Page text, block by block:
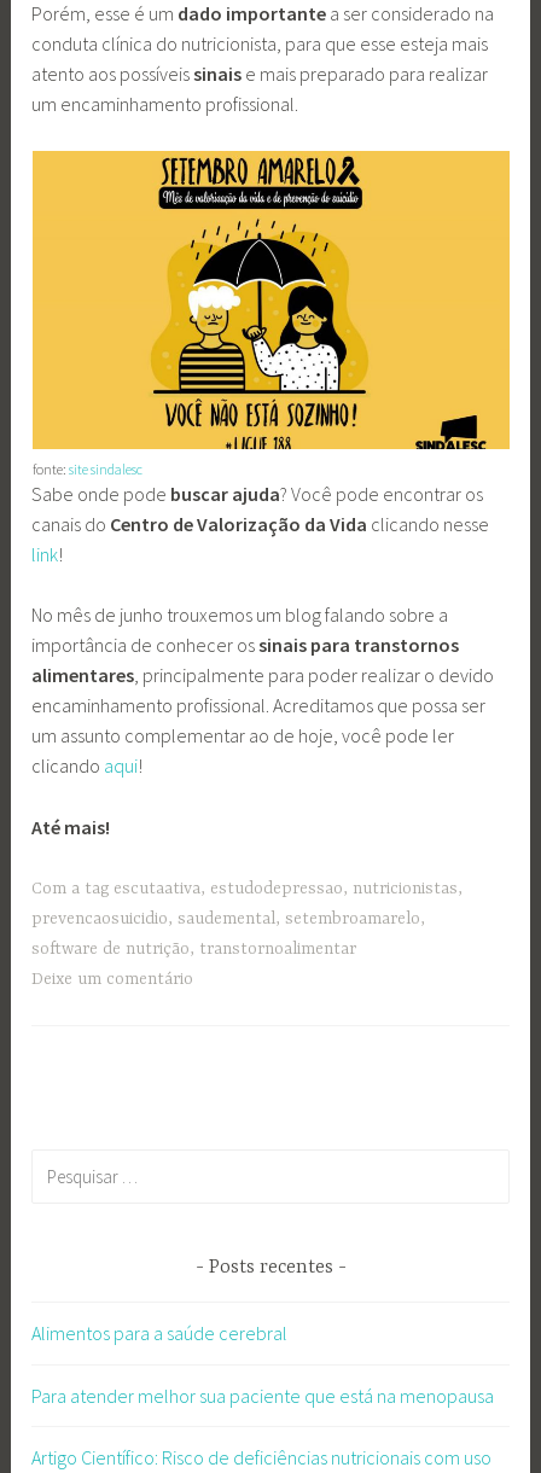
Porém, esse é um dado importante a ser considerado na
conduta clínica do nutricionista, para que esse esteja mais
atento aos possíveissinais e mais preparado para realizar
um encaminhamento profissional.
fonte: site sindalesc
Sabe onde pode buscar ajuda? Você pode encontrar os
canais do Centro de Valorização da Vida clicando nesse
link!
No mês de junho trouxemos um blog falando sobre a
importância de conhecer ossinais para transtornos
alimentares, principalmente para poder realizar o devido
encaminhamento profissional. Acreditamos que possa ser
um assunto complementar ao de hoje, você pode ler
clicando aqui!
Até mais!
Com a tag escutaativa, estudodepressao, nutricionistas,
prevencaosuicidio,saudemental,setembroamarelo,
software de nutrição, transtornoalimentar
Deixe um comentário
Posts recentes
Alimentos para a saúde cerebral
Para atender melhor sua paciente que está na menopausa
Artigo Científico: Risco de deficiências nutricionais com uso